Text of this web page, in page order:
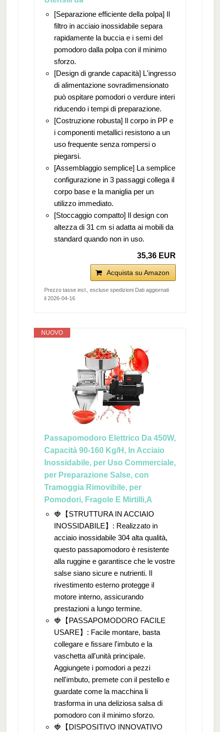
[Separazione efficiente della polpa] Il
filtro in acciaio inossidabile separa
rapidamente la buccia e i semi del
pomodoro dalla polpa con il minimo
sforzo.
[Design di grande capacità] L'ingresso
di alimentazione sovradimensionato
può ospitare pomodori o verdure interi
riducendo i tempi di preparazione.
[Costruzione robusta] Il corpo in PP e
i componenti metallici resistono a un
uso frequente senza rompersi o
piegarsi.
[Assemblaggio semplice] La semplice
configurazione in 3 passaggi collega il
corpo base e la maniglia per un
utilizzo immediato.
[Stoccaggio compatto] Il design con
altezza di 31 cm si adatta ai mobili da
standard quando non in uso.
35,36 EUR
Acquista su Amazon
Prezzo tasse incl., escluse spedizioni Dati aggiornati
il 2026-04-16
NUOVO
Passapomodoro Elettrico Da 450W,
Capacità 90-160 Kg/H, In Acciaio
Inossidabile, per Uso Commerciale,
per Preparazione Salse, con
Tramoggia Rimovibile, per
Pomodori, Fragole E Mirtilli,A
🍓【STRUTTURA IN ACCIAIO
INOSSIDABILE】: Realizzato in
acciaio inossidabile 304 alta qualità,
questo passapomodoro è resistente
alla ruggine e garantisce che le vostre
salse siano sicure e nutrienti. Il
rivestimento esterno protegge il
motore interno, assicurando
prestazioni a lungo termine.
🍓【PASSAPOMODORO FACILE
USARE】: Facile montare, basta
collegare e fissare l'imbuto e la
vaschetta all'unità principale.
Aggiungete i pomodori a pezzi
nell'imbuto, premete con il pestello e
guardate come la macchina li
trasforma in una deliziosa salsa di
pomodoro con il minimo sforzo.
🍓【DISPOSITIVO INNOVATIVO